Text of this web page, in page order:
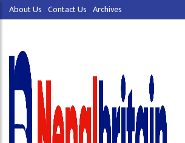
About Us Contact Us Archives